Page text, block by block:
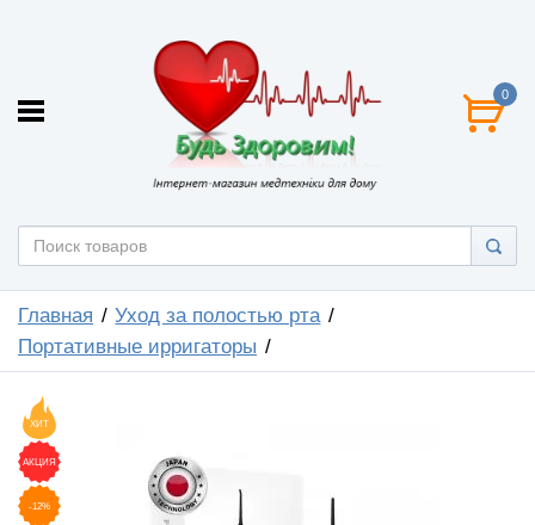
0
Главная
Уход за полостью рта
Портативные ирригаторы
ХИТ
АКЦИЯ
-12%